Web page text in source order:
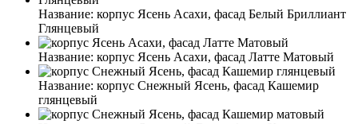
Название: корпус Ясень Асахи, фасад Белый Бриллиант
Глянцевый
Название: корпус Ясень Асахи, фасад Латте Матовый
Название: корпус Снежный Ясень, фасад Кашемир
глянцевый